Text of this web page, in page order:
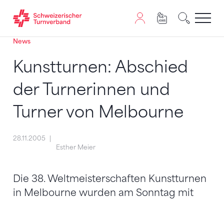
Zum Inhalt springen
Zur Sitemap navigieren
Zum Navigieren dieser Seite wird JavaScript benötigt.
News
Kunstturnen: Abschied
der Turnerinnen und
Turner von Melbourne
28.11.2005
Esther Meier
Die 38. Weltmeisterschaften Kunstturnen
in Melbourne wurden am Sonntag mit